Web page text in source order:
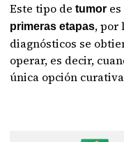
Este tipo detumor
primeras etapas, por
diagnósticos se
operar, es decir,
única opción